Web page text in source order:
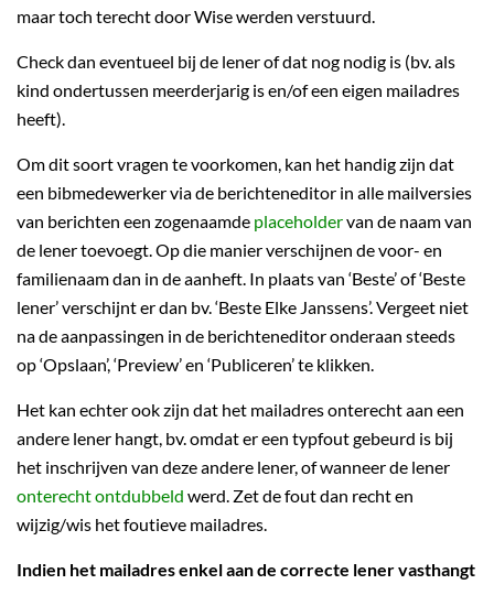
maar toch terecht door Wise werden verstuurd.
Check dan eventueel bij de lener of dat nog nodig is (bv. als
kind ondertussen meerderjarig is en/of een eigen mailadres
heeft).
Om dit soort vragen te voorkomen, kan het handig zijn dat
een bibmedewerker via de berichteneditor in alle mailversies
van berichten een zogenaamde placeholdervan de naam van
de lener toevoegt. Op die manier verschijnen de voor- en
familienaam dan in de aanheft. In plaats van ‘Beste’ of ‘Beste
lener’ verschijnt er dan bv. ‘Beste Elke Janssens’. Vergeet niet
na de aanpassingen in de berichteneditor onderaan steeds
op ‘Opslaan’, ‘Preview’ en ‘Publiceren’ te klikken.
Het kan echter ook zijn dat het mailadres onterecht aan een
andere lener hangt, bv. omdat er een typfout gebeurd is bij
het inschrijven van deze andere lener, of wanneer de lener
onterecht ontdubbeld werd. Zet de fout dan recht en
wijzig/wis het foutieve mailadres.
Indien het mailadres enkel aan de correcte lener vasthangt